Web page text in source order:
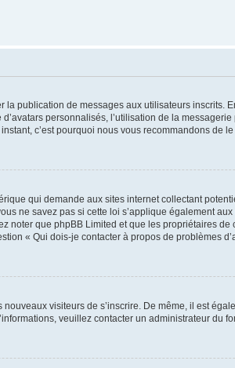
publication de messages aux utilisateurs inscrits.
personnalisés, l’utilisation de la
c’est pourquoi nous vous recommandons de le
qui demande aux sites internet collectant
ne savez pas si cette loi s’applique également
que phpBB Limited et que les propriétaires de
« Qui dois-je contacter à propos de problèmes
visiteurs de s’inscrire. De même, il est
veuillez contacter un administrateur du